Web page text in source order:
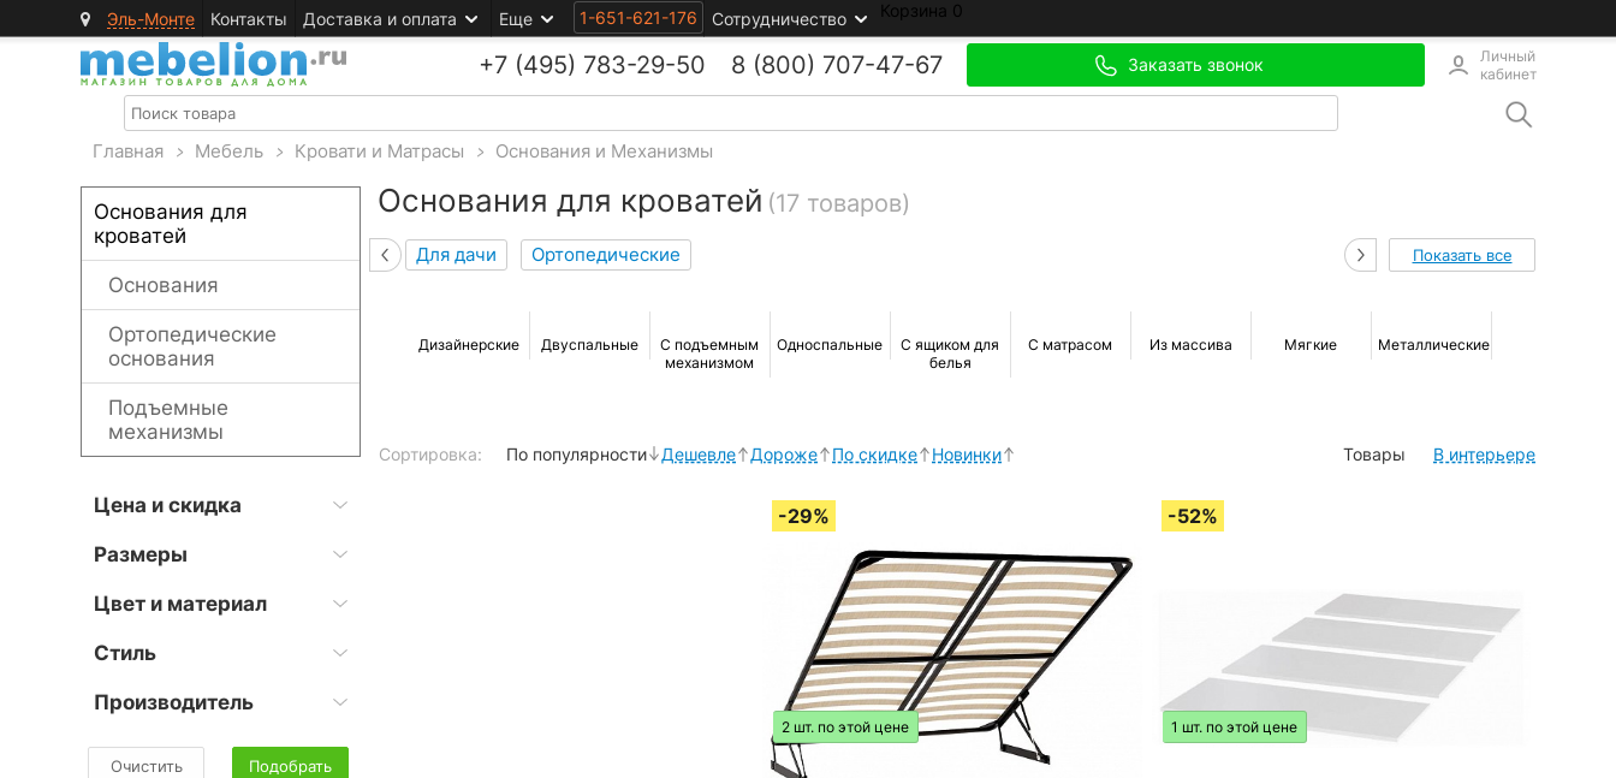
Эль-Монте Контакты Доставка и оплата Еще 1-651-621-176 Сотрудничество Корзина 0
+7 (495) 783-29-50 8 (800) 707-47-67 Заказать звонок
Личный
кабинет
Главная > Мебель > Кровати и Матрасы > Основания и Механизмы
Основания для
кроватей
Основания
Ортопедические
основания
Подъемные
механизмы
Цена и скидка
Размеры
Цвет и материал
Стиль
Производитель
Очистить Подобрать
Основания для кроватей (17 товаров)
Для дачи Ортопедические Показать все
Дизайнерские Двуспальные
С подъемным
механизмом
Односпальные
С ящиком для
белья
С матрасом Из массива Мягкие Металлические
Сортировка: По популярности Дешевле Дороже По скидке Новинки Товары В интерьере
2 шт. по этой цене 1 шт. по этой цене